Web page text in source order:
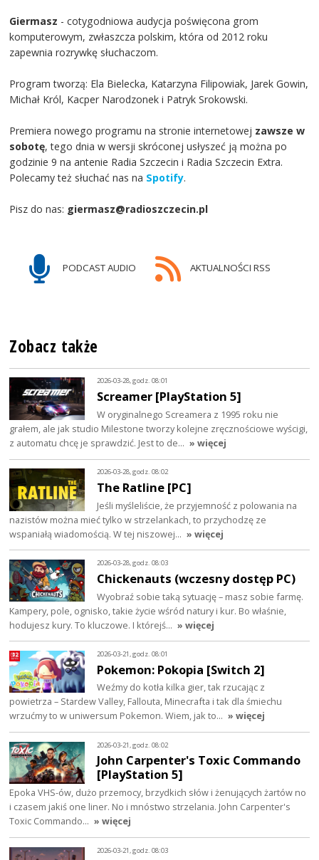
Giermasz - cotygodniowa audycja poświęcona grom
komputerowym, zwłaszcza polskim, która od 2012 roku
zapewnia rozrywkę słuchaczom.
Program tworzą: Ela Bielecka, Katarzyna Filipowiak, Jarek Gowin,
Michał Król, Kacper Narodzonek i Patryk Srokowski.
Premiera nowego programu na stronie internetowej zawsze w
sobotę, tego dnia w wersji skróconej usłyszeć ją można po
godzinie 9 na antenie Radia Szczecin i Radia Szczecin Extra.
Polecamy też słuchać nas na Spotify.
Pisz do nas: giermasz@radioszczecin.pl
PODCAST AUDIO AKTUALNOŚCI RSS
Zobacz także
2026-03-28, godz. 08:01
Screamer [PlayStation 5]
W oryginalnego Screamera z 1995 roku nie
grałem, ale jak studio Milestone tworzy kolejne zręcznościowe wyścigi,
z automatu chcę je sprawdzić. Jest to de… » więcej
2026-03-28, godz. 08:02
The Ratline [PC]
Jeśli myśleliście, że przyjemność z polowania na
nazistów można mieć tylko w strzelankach, to przychodzę ze
wspaniałą wiadomością. W tej niszowej… » więcej
2026-03-28, godz. 08:03
Chickenauts (wczesny dostęp PC)
Wyobraź sobie taką sytuację – masz sobie farmę.
Kampery, pole, ognisko, takie życie wśród natury i kur. Bo właśnie,
hodujesz kury. To kluczowe. I którejś… » więcej
2026-03-21, godz. 08:01
Pokemon: Pokopia [Switch 2]
Weźmy do kotła kilka gier, tak rzucając z
powietrza – Stardew Valley, Fallouta, Minecrafta i tak dla śmiechu
wrzućmy to w uniwersum Pokemon. Wiem, jak to… » więcej
2026-03-21, godz. 08:02
John Carpenter's Toxic Commando
[PlayStation 5]
Epoka VHS-ów, dużo przemocy, brzydkich słów i żenujących żartów no
i czasem jakiś one liner. No i mnóstwo strzelania. John Carpenter's
Toxic Commando… » więcej
2026-03-21, godz. 08:03